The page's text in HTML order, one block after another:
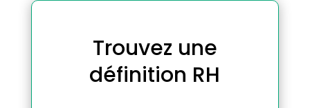
Trouvez une
définition RH